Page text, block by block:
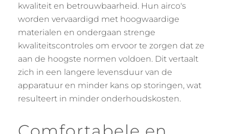
kwaliteit en betrouwbaarheid. Hun airco's
worden vervaardigd met hoogwaardige
materialen en ondergaan strenge
kwaliteitscontroles om ervoor te zorgen dat ze
aan de hoogste normen voldoen. Dit vertaalt
zich in een langere levensduur van de
apparatuur en minder kans op storingen, wat
resulteert in minder onderhoudskosten.